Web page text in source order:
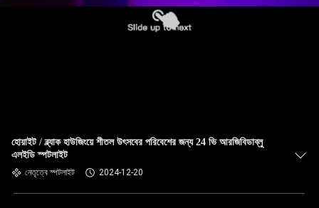
হোয়াইট / ব্ল্যাক হাউজিংয়ে শীতল উৎসবের পরিবেশের জন্য 24 ভি আরজিবিডাব্লু
এলইডি স্পটলাইট
নেতৃত্বে স্পটলাইট 2024-12-20